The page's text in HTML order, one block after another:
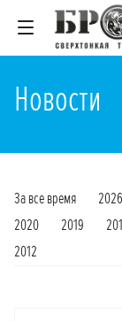
Новости
За все время 2026
2020
2019
2012